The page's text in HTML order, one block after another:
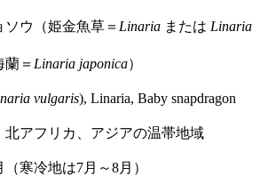
ウ（姫金魚草＝ Linaria または Linaria
＝ Linaria japonica）
vulgaris), Linaria, Baby snapdragon
北アフリカ、アジアの温帯地域
寒冷地は7月～8月）